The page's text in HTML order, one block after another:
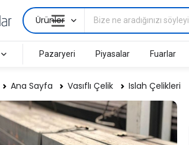
Ürünler
Pazaryeri Piyasalar Fuarlar
Ana Sayfa Vasıflı Çelik Islah Çelikleri